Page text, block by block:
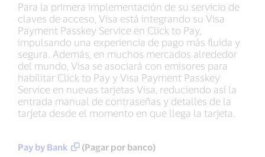
Para la primera implementación de su servicio de
claves de acceso, Visa está integrando su Visa
Payment Passkey Service en Click to Pay,
impulsando una experiencia de pago más fluida y
segura. Además, en muchos mercados alrededor
del mundo, Visa se asociará con emisores para
habilitar Click to Pay y Visa Payment Passkey
Service en nuevas tarjetas Visa, reduciendo así la
entrada manual de contraseñas y detalles de la
tarjeta desde el momento en que llega la tarjeta.
Pay by Bank (Pagar por banco)